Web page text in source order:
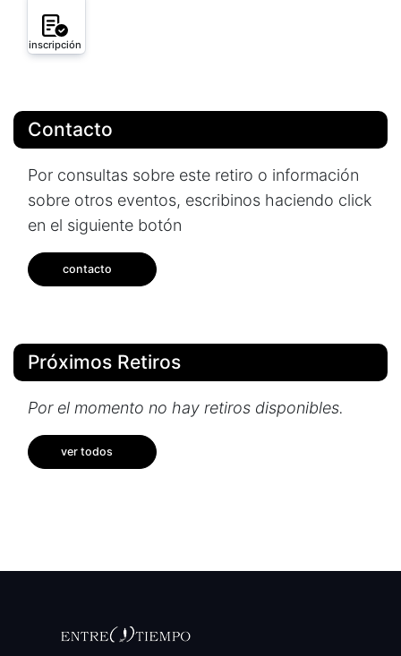
inscripción
Contacto
Por consultas sobre este retiro o información
sobre otros eventos, escribinos haciendo click
en el siguiente botón
contacto
Próximos Retiros
Por el momento no hay retiros disponibles.
ver todos